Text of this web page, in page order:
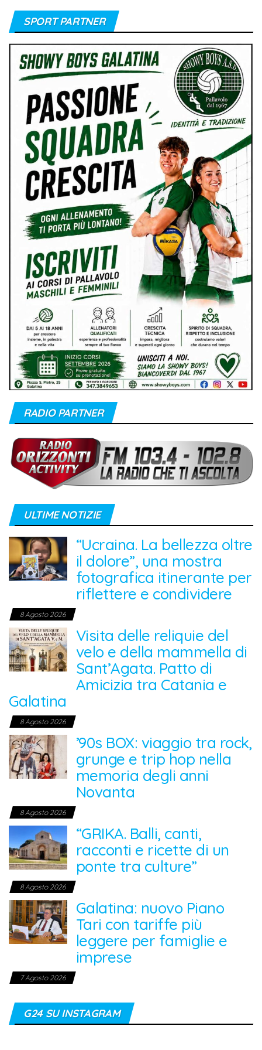
SPORT PARTNER
RADIO PARTNER
ULTIME NOTIZIE
“Ucraina. La bellezza oltre
il dolore”, una mostra
fotografica itinerante per
riflettere e condividere
8 Agosto 2026
Visita delle reliquie del
velo e della mammella di
Sant’Agata. Patto di
Amicizia tra Catania e
Galatina
8 Agosto 2026
’90s BOX: viaggio tra rock,
grunge e trip hop nella
memoria degli anni
Novanta
8 Agosto 2026
“GRIKA. Balli, canti,
racconti e ricette di un
ponte tra culture”
8 Agosto 2026
Galatina: nuovo Piano
Tari con tariffe più
leggere per famiglie e
imprese
7 Agosto 2026
G24 SU INSTAGRAM